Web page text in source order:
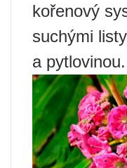
kořenový
suchými
a pytlovinou.